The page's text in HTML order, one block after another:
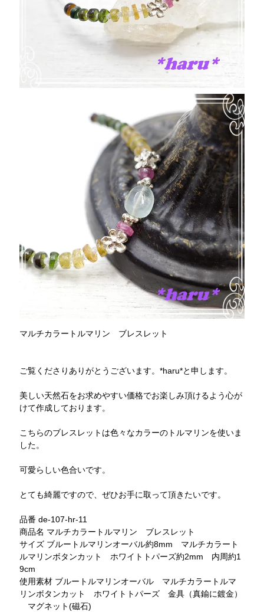
マルチカラートルマリン ブレスレット
ご覧くださりありがとうございます。*haru*と申します。
美しい天然石をお求めやすい価格でお楽しみ頂けるよう心が
けて作成しております。
こちらのブレスレットは色々なカラーのトルマリンを使いま
した。
可愛らしい色合いです。
とても綺麗ですので、ぜひお手に取って頂きたいです。
品番 de-107-hr-11
商品名 マルチカラートルマリン ブレスレット
サイズ ブルートルマリンオーバル約8mm マルチカラート
ルマリンボタンカット ホワイトトパーズ約2mm 内周約1
9cm
使用素材 ブルートルマリンオーバル マルチカラートルマ
リンボタンカット ホワイトトパーズ 金具（真鍮に鍍金）
マグネット(磁石)